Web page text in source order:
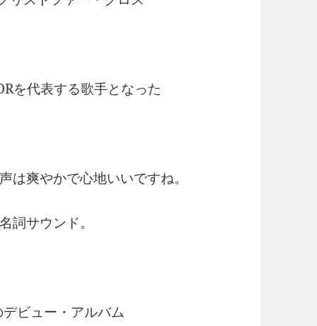
を代表する歌手となった
は爽やかで心地いいですね。
詞サウンド。
ビュー・アルバム